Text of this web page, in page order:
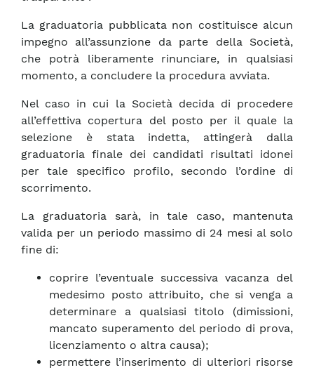
La graduatoria pubblicata non costituisce alcun
impegno all’assunzione da parte della Società,
che potrà liberamente rinunciare, in qualsiasi
momento, a concludere la procedura avviata.
Nel caso in cui la Società decida di procedere
all’effettiva copertura del posto per il quale la
selezione è stata indetta, attingerà dalla
graduatoria finale dei candidati risultati idonei
per tale specifico profilo, secondo l’ordine di
scorrimento.
La graduatoria sarà, in tale caso, mantenuta
valida per un periodo massimo di 24 mesi al solo
fine di:
coprire l’eventuale successiva vacanza del
medesimo posto attribuito, che si venga a
determinare a qualsiasi titolo (dimissioni,
mancato superamento del periodo di prova,
licenziamento o altra causa);
permettere l’inserimento di ulteriori risorse